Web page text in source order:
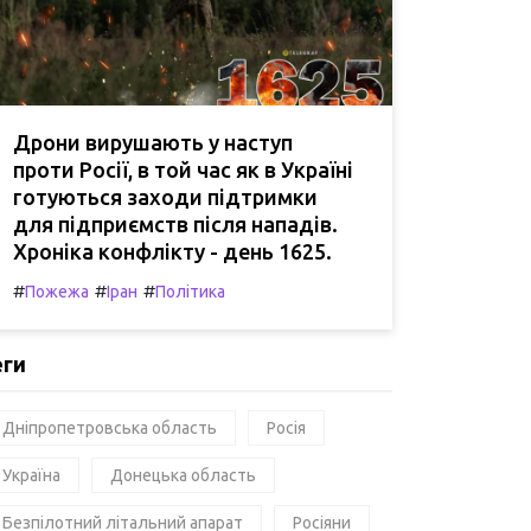
Дрони вирушають у наступ
проти Росії, в той час як в Україні
готуються заходи підтримки
для підприємств після нападів.
Хроніка конфлікту - день 1625.
#Пожежа #Іран #Політика
Дніпропетровська область Росія
Україна Донецька область
Безпілотний літальний апарат Росіяни